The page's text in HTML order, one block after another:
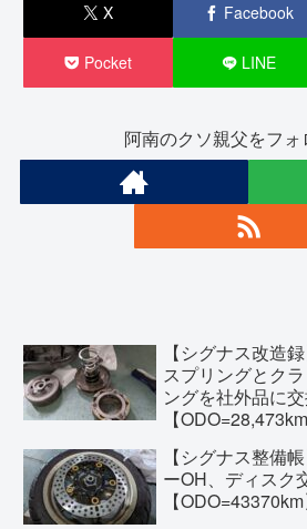
X Facebook
Pocket LINE
阿南のクソ親父をフォ
【シグナス改造
スプリングとク
ングを社外品に
【ODO=28,473km
【シグナス整備
ーOH、ディスク
【ODO=43370km